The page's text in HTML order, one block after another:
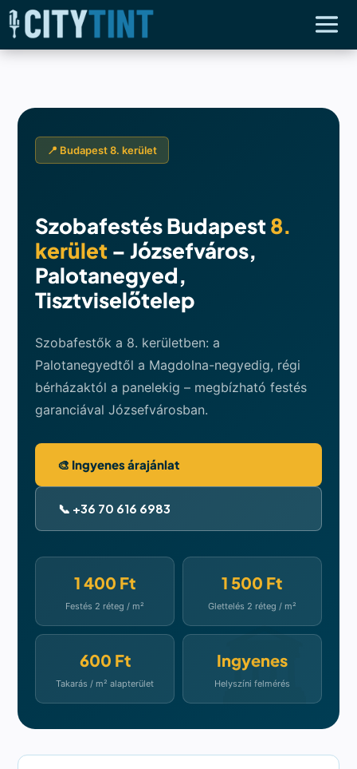
📍 Budapest 8. kerület
Szobafestés Budapest8.
kerület – Józsefváros,
Palotanegyed,
Tisztviselőtelep
Szobafestők a 8. kerületben: a
Palotanegyedtől a Magdolna-negyedig, régi
bérházaktól a panelekig – megbízható festés
garanciával Józsefvárosban.
🎨 Ingyenes árajánlat
📞 +36 70 616 6983
1 400 Ft
Festés 2 réteg / m²
1 500 Ft
Glettelés 2 réteg / m²
600 Ft
Takarás / m² alapterület
Ingyenes
Helyszíni felmérés